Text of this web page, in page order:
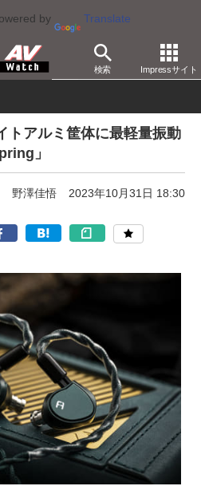
by Translate
検索 Impressサイト
ン その他
トアルミ筐体に最軽量振動
」
野澤佳悟 2023年10月31日 18:30